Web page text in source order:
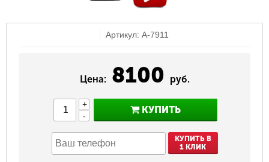
Артикул: A-7911
Цена: 8100 руб.
+
-
КУПИТЬ
КУПИТЬ В
1 КЛИК